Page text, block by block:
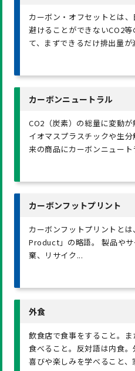
カーボン・オフセットとは
避けることができないCO2
て、まずできるだけ排出量が
カーボンニュートラル
CO2（炭素）の総量に変動
イオマスプラスチックや生
来の商品にカーボンニュート
カーボンフットプリント
カーボンフットプリントと
Product」の略語。 製品や
棄、リサイク...
外食
飲食店で食事をすること。
食べること。反対語は内食
喜びや楽しみを学べること、